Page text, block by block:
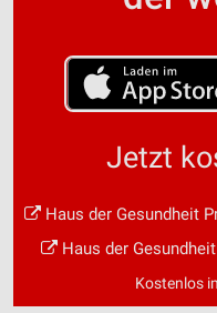
Jetzt
Haus der Gesundheit
Haus der
Kostenlos